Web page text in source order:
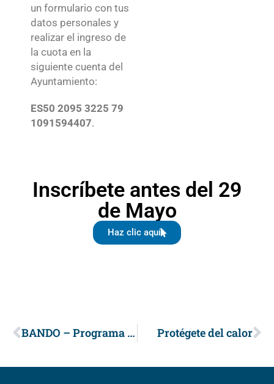
un formulario con tus
datos personales y
realizar el ingreso de
la cuota en la
siguiente cuenta del
Ayuntamiento:
ES50 2095 3225 79
1091594407.
Inscríbete antes del 29
de Mayo
Haz clic aquí
BANDO – Programa de participación ciudadana 2026 Protégete del calor